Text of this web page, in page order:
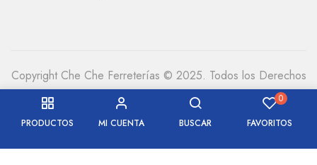
PRODUCTOS MI CUENTA BUSCAR
0
FAVORITOS
Copyright Che Che Ferreterías © 2025. Todos los Derechos
Reservados